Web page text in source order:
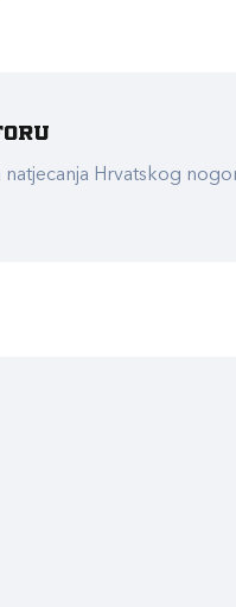
Hrvatskog